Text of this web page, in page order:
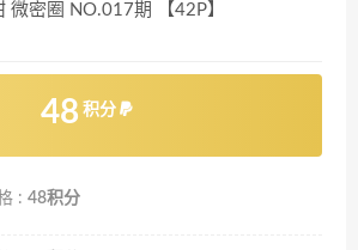
微密圈 NO.017期 【42P】
48 积分
: 48积分